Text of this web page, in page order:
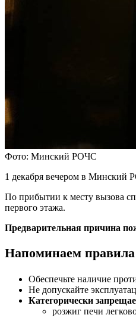
Фото: Минский РОЧС
1 декабря вечером в Минский
По прибытии к месту вызова
первого этажа.
Предварительная причина
Напоминаем правила
Обеспечьте наличие
Не допускайте
Категорически
розжиг печи